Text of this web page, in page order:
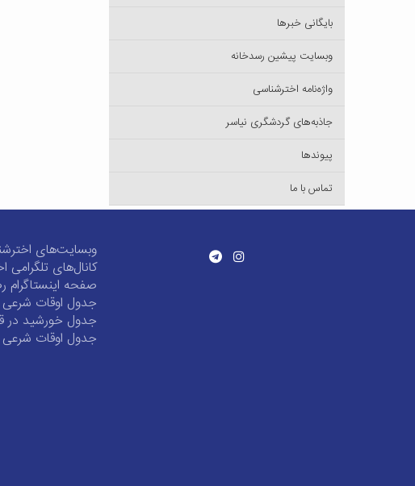
بایگانی خبرها
وبسایت پیشین رسدخانه
واژه‌نامه اخترشناسی
جاذبه‌های گردشگری نیاسر
پیوندها
تماس با ما
وبسایت‌های
کانال‌های تلگرامی
صفحه اینستاگرام
جدول اوقات شرعی
جدول خورشید در
جدول اوقات شرعی